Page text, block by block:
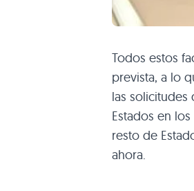
Todos estos
prevista, a lo
las solicitudes
Estados en
resto de
ahora.